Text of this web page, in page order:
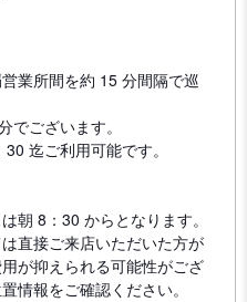
業所間を約 15 分間隔で巡
でございます。
迄ご利用可能です。
朝 8：30 からとなります。
直接ご来店いただいた方が
が抑えられる可能性がござ
情報をご確認ください。